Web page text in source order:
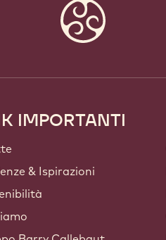
IMPORTANTI
& Ispirazioni